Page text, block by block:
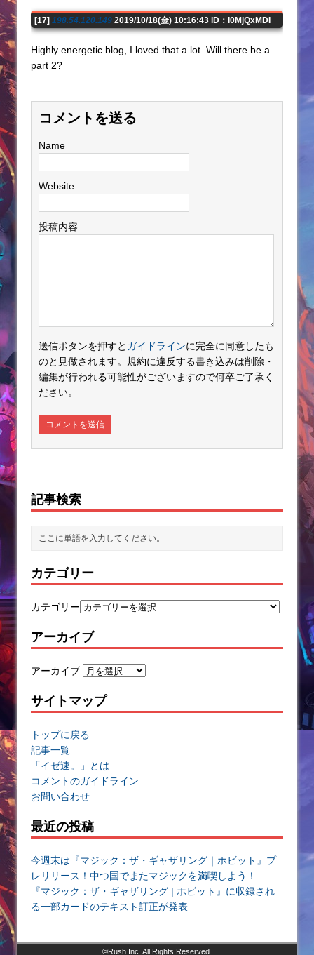
[17] 198.54.120.149 2019/10/18(金) 10:16:43 ID：I0MjQxMDI
Highly energetic blog, I loved that a lot. Will there be a
part 2?
コメントを送る
Name
Website
投稿内容
送信ボタンを押すと ガイドラインに完全に同意したも
のと見做されます。規約に違反する書き込みは削除・
編集が行われる可能性がございますので何卒ご了承く
ださい。
記事検索
カテゴリー
カテゴリー
アーカイブ
アーカイブ
サイトマップ
トップに戻る
記事一覧
「イゼ速。」とは
コメントのガイドライン
お問い合わせ
最近の投稿
今週末は『マジック：ザ・ギャザリング｜ホビット』プ
レリリース！中つ国でまたマジックを満喫しよう！
『マジック：ザ・ギャザリング | ホビット』に収録され
る一部カードのテキスト訂正が発表
©Rush Inc. All Rights Reserved.